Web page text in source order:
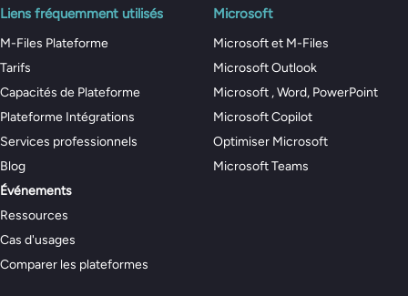
Liens fréquemment utilisés
M-Files Plateforme
Tarifs
Capacités de Plateforme
Plateforme Intégrations
Services professionnels
Blog
Événements
Ressources
Cas d'usages
Comparer les plateformes
Microsoft
Microsoft et M-Files
Microsoft Outlook
Microsoft , Word, PowerPoint
Microsoft Copilot
Optimiser Microsoft
Microsoft Teams